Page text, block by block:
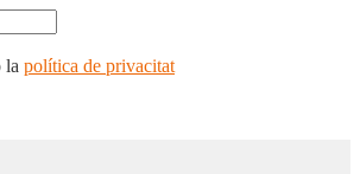
la política de privacitat